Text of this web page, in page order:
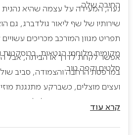
החיבה שלה.
נעה, המעידה על עצמה שהיא
שירותיו של שף ליאור גולדברג, גם
תפריט מגוון המורכב מכריכים
מקומית מלוחמי הגטאות, ברוסקטות
סלטים וקפה טוב.
אפשר לקחת לדרך או הביתה, אבל
במרפסת הרחבה והצמודה, סביב
ועצים מוצלים, כשברקע מתנגנת
קרא עוד